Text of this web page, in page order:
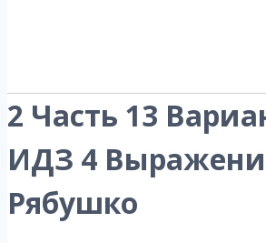
2 Часть 13
ИДЗ 4
Рябушко